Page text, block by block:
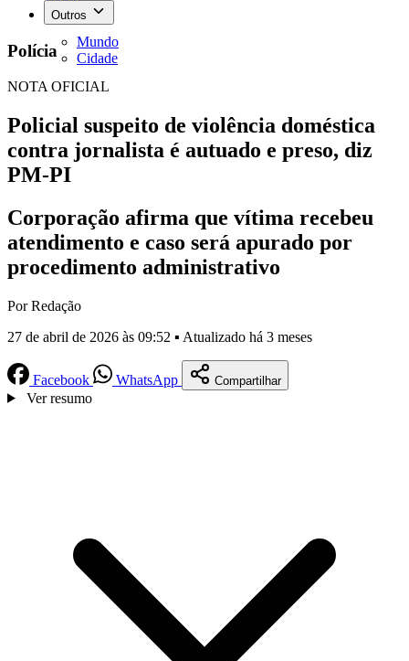
Outros
Mundo
Cidade
Polícia
NOTA OFICIAL
Policial suspeito de violência doméstica
contra jornalista é autuado e preso, diz
PM-PI
Corporação afirma que vítima recebeu
atendimento e caso será apurado por
procedimento administrativo
Por Redação
27 de abril de 2026 às 09:52 ▪ Atualizado há 3 meses
Facebook WhatsApp Compartilhar
Ver resumo